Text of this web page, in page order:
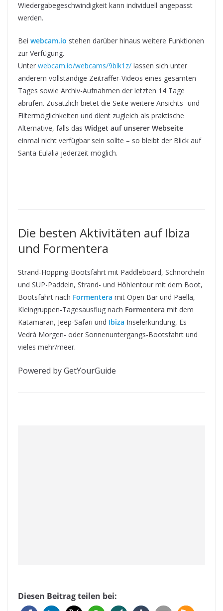
Wiedergabegeschwindigkeit kann individuell angepasst
werden.
Bei webcam.io stehen darüber hinaus weitere Funktionen
zur Verfügung.
Unter webcam.io/webcams/9blk1z/ lassen sich unter
anderem vollständige Zeitraffer-Videos eines gesamten
Tages sowie Archiv-Aufnahmen der letzten 14 Tage
abrufen. Zusätzlich bietet die Seite weitere Ansichts- und
Filtermöglichkeiten und dient zugleich als praktische
Alternative, falls das Widget auf unserer Webseite
einmal nicht verfügbar sein sollte – so bleibt der Blick auf
Santa Eulalia jederzeit möglich.
Die besten Aktivitäten auf Ibiza
und Formentera
Strand-Hopping-Bootsfahrt mit Paddleboard, Schnorcheln
und SUP-Paddeln, Strand- und Höhlentour mit dem Boot,
Bootsfahrt nach Formentera mit Open Bar und Paella,
Kleingruppen-Tagesausflug nach Formentera mit dem
Katamaran, Jeep-Safari und Ibiza Inselerkundung, Es
Vedrà Morgen- oder Sonnenuntergangs-Bootsfahrt und
vieles mehr/meer.
Powered by GetYourGuide
Diesen Beitrag teilen bei: